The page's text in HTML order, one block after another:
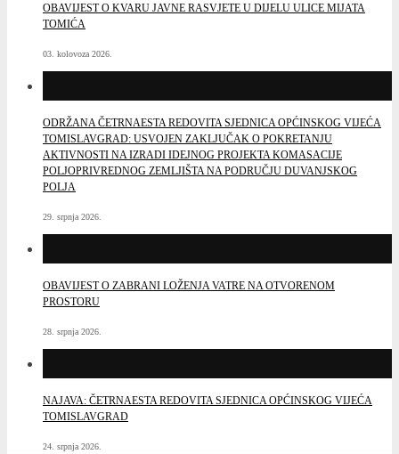
OBAVIJEST O KVARU JAVNE RASVJETE U DIJELU ULICE MIJATA
TOMIĆA
03. kolovoza 2026.
ODRŽANA ČETRNAESTA REDOVITA SJEDNICA OPĆINSKOG VIJEĆA
TOMISLAVGRAD: USVOJEN ZAKLJUČAK O POKRETANJU
AKTIVNOSTI NA IZRADI IDEJNOG PROJEKTA KOMASACIJE
POLJOPRIVREDNOG ZEMLJIŠTA NA PODRUČJU DUVANJSKOG
POLJA
29. srpnja 2026.
OBAVIJEST O ZABRANI LOŽENJA VATRE NA OTVORENOM
PROSTORU
28. srpnja 2026.
NAJAVA: ČETRNAESTA REDOVITA SJEDNICA OPĆINSKOG VIJEĆA
TOMISLAVGRAD
24. srpnja 2026.